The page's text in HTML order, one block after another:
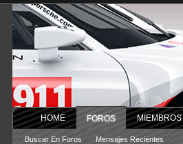
HOME FOROS
Buscar En Foros Mensajes Recientes
MIEMBROS